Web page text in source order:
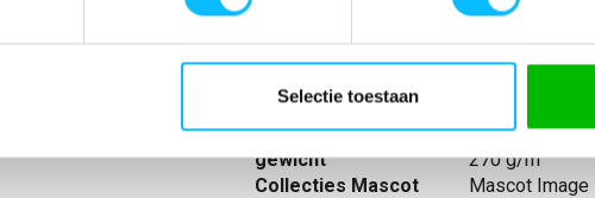
Selectie toestaan
Elastiekband bij de
verstelbaar.
Producttype
Levertijd
1-5 werkdagen
gewicht
270 g/m
Collecties Mascot
Mascot Image